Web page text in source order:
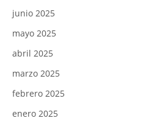
junio 2025
mayo 2025
abril 2025
marzo 2025
febrero 2025
enero 2025